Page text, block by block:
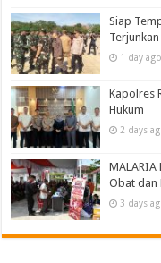
Siap
1 day ago
Kapolres
Hukum
2 days
Obat dan
3 days